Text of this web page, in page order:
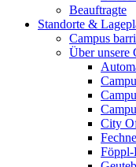
Beauftragte
Standorte &
Campus
Über unsere
City
Föppl-